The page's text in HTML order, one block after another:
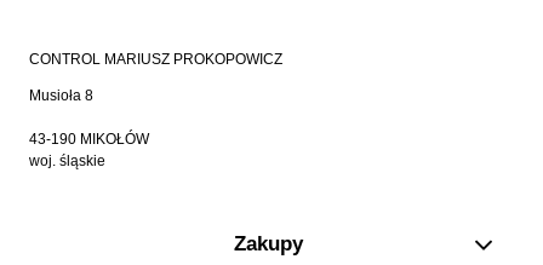
CONTROL MARIUSZ PROKOPOWICZ
Musioła 8
43-190 MIKOŁÓW
woj. śląskie
Zakupy